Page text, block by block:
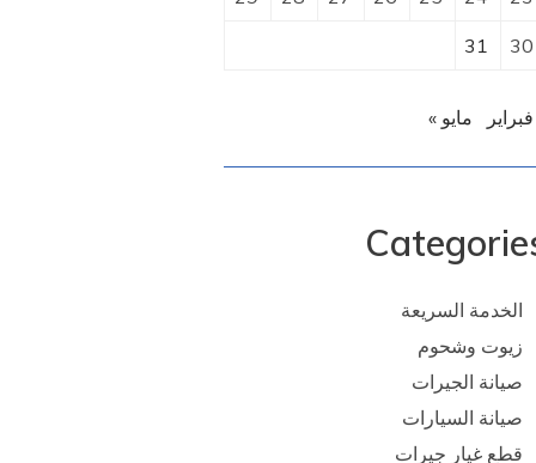
30
31
مايو »
الخدمة السريعة
زيوت وشحوم
صيانة الجيرات
صيانة السيارات
قطع غيار جيرات